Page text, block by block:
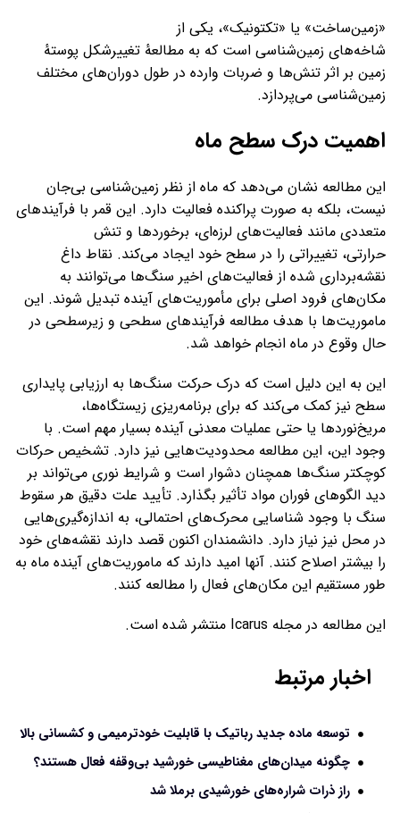
«زمین‌ساخت» یا «تکتونیک»، یکی از
شاخه‌های زمین‌شناسی است که به مطالعهٔ تغییرشکل پوستهٔ
زمین بر اثر تنش‌ها و ضربات وارده در طول دوران‌های مختلف
زمین‌شناسی می‌پردازد.
اهمیت درک سطح ماه
این مطالعه نشان می‌دهد که ماه از نظر زمین‌شناسی بی‌جان
نیست، بلکه به صورت پراکنده فعالیت دارد. این قمر با فرآیندهای
متعددی مانند فعالیت‌های لرزه‌ای، برخوردها و تنش
حرارتی، تغییراتی را در سطح خود ایجاد می‌کند. نقاط داغ
نقشه‌برداری شده از فعالیت‌های اخیر سنگ‌ها می‌توانند به
مکان‌های فرود اصلی برای مأموریت‌های آینده‌ تبدیل شوند. این
ماموریت‌ها با هدف مطالعه فرآیندهای سطحی و زیرسطحی در
حال وقوع در ماه انجام خواهد شد.
این به این دلیل است که درک حرکت سنگ‌ها به ارزیابی پایداری
سطح نیز کمک می‌کند که برای برنامه‌ریزی زیستگاه‌ها،
مریخ‌نوردها یا حتی عملیات‌ معدنی آینده بسیار مهم است. با
وجود این، این مطالعه محدودیت‌هایی نیز دارد. تشخیص حرکات
کوچکتر سنگ‌ها همچنان دشوار است و شرایط نوری می‌تواند بر
دید الگوهای فوران مواد تأثیر بگذارد. تأیید علت دقیق هر سقوط
سنگ با وجود شناسایی محرک‌های احتمالی، به اندازه‌گیری‌هایی
در محل نیز نیاز دارد. دانشمندان اکنون قصد دارند نقشه‌های خود
را بیشتر اصلاح کنند. آنها امید دارند که ماموریت‌های آینده ماه به
طور مستقیم این مکان‌های فعال را مطالعه کنند.
این مطالعه در مجله Icarus منتشر شده است.
اخبار مرتبط
توسعه ماده جدید رباتیک با قابلیت خودترمیمی و کشسانی بالا
چگونه میدان‌های مغناطیسی خورشید بی‌وقفه فعال هستند؟
راز ذرات شراره‌های خورشیدی برملا شد